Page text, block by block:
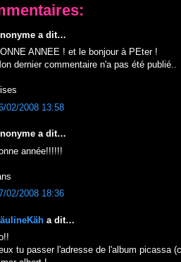
a dit…
ANNEE ! et le bonjour à PEter !
dernier commentaire n'a pas été publié..
02/2008 13:58
a dit…
année!!!!!!
02/2008 18:36
a dit…
tu passer l'adresse de l'album picassa